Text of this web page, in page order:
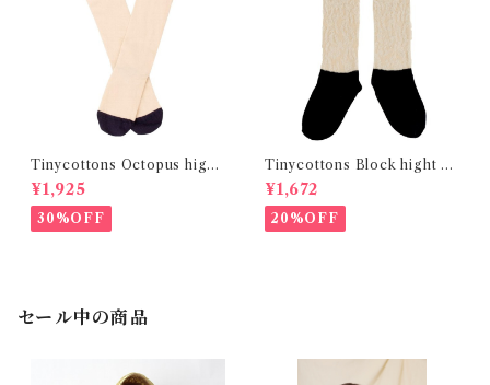
Tinycottons Octopus high
socks
¥1,925
30%OFF
Tinycottons Block hight so
cks(White×Navy)
¥1,672
20%OFF
セール中の商品